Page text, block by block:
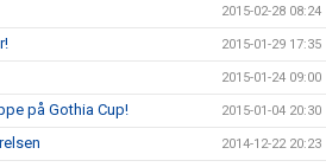
2015-02-28 08:24
2015-01-29 17:35
2015-01-24 09:00
på Gothia Cup! 2015-01-04 20:30
2014-12-22 20:23